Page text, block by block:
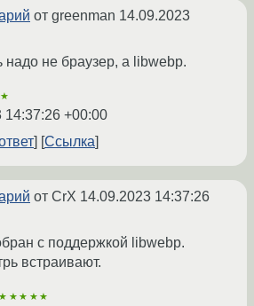
от greenman 14.09.2023
надо не браузер, а libwebp.
14:37:26 +00:00
Ссылка
от CrX 14.09.2023 14:37:26
с поддержкой libwebp.
встраивают.
★★★★★